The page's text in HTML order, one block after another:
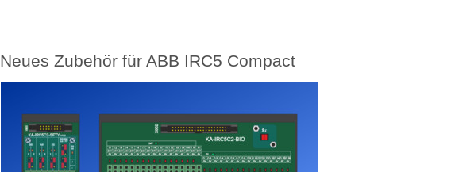
Neues Zubehör für ABB IRC5 Compact